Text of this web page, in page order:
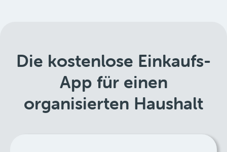
Die kostenlose Einkaufs-
App für einen
organisierten Haushalt